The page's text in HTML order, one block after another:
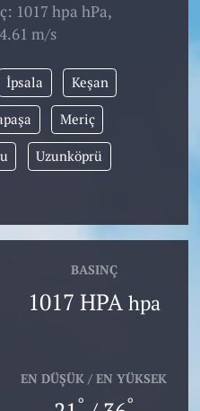
1017 hpa hPa,
m/s
İpsala Keşan
Meriç
Uzunköprü
BASINÇ
1017 HPA hpa
EN DÜŞÜK / EN YÜKSEK
° °